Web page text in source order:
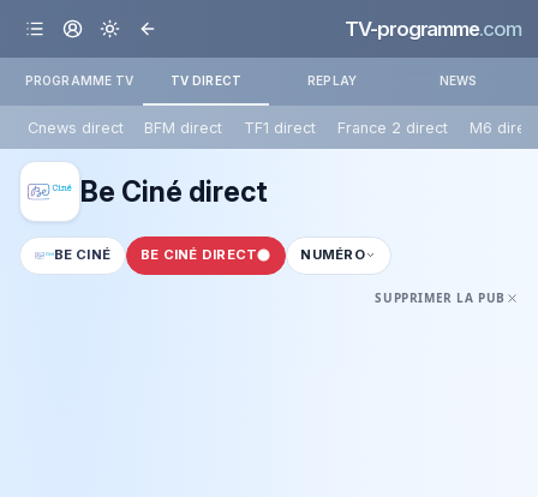
TV-programme.com
PROGRAMME TV TV DIRECT REPLAY NEWS
Cnews direct BFM direct TF1 direct France 2 direct M6
Be Ciné direct
BE CINÉ BE CINÉ DIRECT NUMÉRO
SUPPRIMER LA PUB